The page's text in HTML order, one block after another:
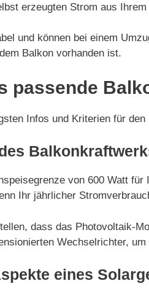
erzeugten Strom aus
und können bei einem
Balkon vorhanden ist.
passende
Infos und Kriterien für
von 600 Watt
Ihr jährlicher
dass das Photovoltaik-
Wechselrichter,
eines